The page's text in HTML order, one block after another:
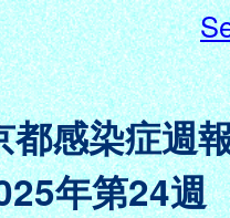
都感染症週
年第24週